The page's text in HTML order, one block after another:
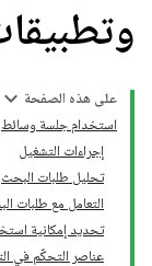
على هذه الصفحة
استخدام جلسة وسائط
إجراءات التشغيل
تحليل طلبات البحث
التعامل مع طلبات
تحديد إمكانية
عناصر التحكّم في